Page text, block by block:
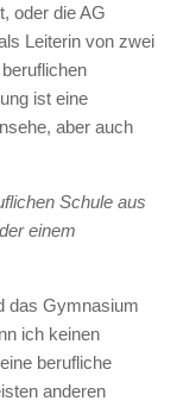
oder die AG
Leiterin von zwei
ist eine
aber auch
Schule aus
einem
das Gymnasium
ich keinen
berufliche
anderen